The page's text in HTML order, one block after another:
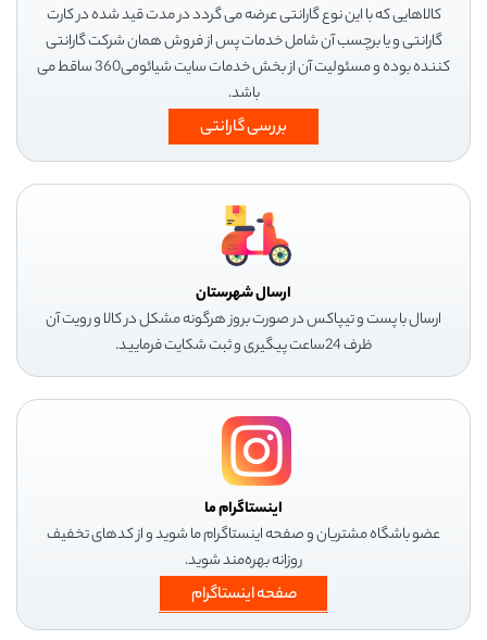
کالاهایی که با این نوع گارانتی عرضه می گردد در مدت قید شده در کارت
گارانتی و یا برچسب آن شامل خدمات پس از فروش همان شرکت گارانتی
کننده بوده و مسئولیت آن از بخش خدمات سایت شیائومی360 ساقط می
باشد.
بررسی گارانتی
ارسال شهرستان
ارسال با پست و تیپاکس در صورت بروز هرگونه مشکل در کالا و رویت آن
ظرف 24ساعت پیگیری و ثبت شکایت فرمایید.
اینستاگرام ما
عضو باشگاه مشتریان و صفحه اینستاگرام ما شوید و از کدهای تخفیف
روزانه بهره‌مند شوید.
صفحه اینستاگرام